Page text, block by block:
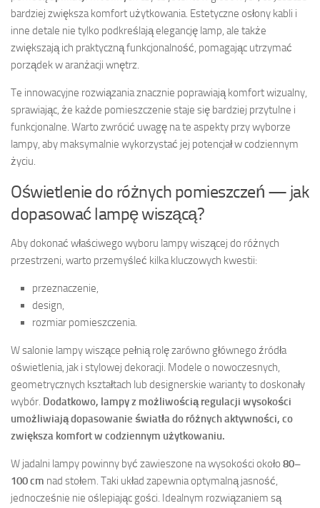
bardziej zwiększa komfort użytkowania. Estetyczne osłony kabli i
inne detale nie tylko podkreślają elegancję lamp, ale także
zwiększają ich praktyczną funkcjonalność, pomagając utrzymać
porządek w aranżacji wnętrz.
Te innowacyjne rozwiązania znacznie poprawiają komfort wizualny,
sprawiając, że każde pomieszczenie staje się bardziej przytulne i
funkcjonalne. Warto zwrócić uwagę na te aspekty przy wyborze
lampy, aby maksymalnie wykorzystać jej potencjał w codziennym
życiu.
Oświetlenie do różnych pomieszczeń — jak
dopasować lampę wiszącą?
Aby dokonać właściwego wyboru lampy wiszącej do różnych
przestrzeni, warto przemyśleć kilka kluczowych kwestii:
przeznaczenie,
design,
rozmiar pomieszczenia.
W salonie lampy wiszące pełnią rolę zarówno głównego źródła
oświetlenia, jak i stylowej dekoracji. Modele o nowoczesnych,
geometrycznych kształtach lub designerskie warianty to doskonały
wybór. Dodatkowo, lampy z możliwością regulacji wysokości
umożliwiają dopasowanie światła do różnych aktywności, co
zwiększa komfort w codziennym użytkowaniu.
W jadalni lampy powinny być zawieszone na wysokości około 80–
100 cm nad stołem. Taki układ zapewnia optymalną jasność,
jednocześnie nie oślepiając gości. Idealnym rozwiązaniem są